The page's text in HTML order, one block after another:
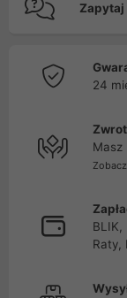
24
Masz
BLIK,
Raty,